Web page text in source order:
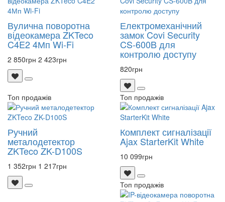
Вулична поворотна
відеокамера ZKTeco
C4E2 4Мп Wi-Fi
2 850грн 2 423грн
Електромеханічний
замок Covi Security
CS-600B для
контролю доступу
820грн
Топ продажів
Ручний
металодетектор
ZKTeco ZK-D100S
1 352грн 1 217грн
Топ продажів
Комплект сигналізації
Ajax StarterKit White
10 099грн
Топ продажів